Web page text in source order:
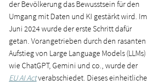
der Bevölkerung das Bewusstsein für den
Umgang mit Daten und KI gestärkt wird. Im
Juni 2024 wurde der erste Schritt dafür
getan. Vorangetrieben durch den rasanten
Aufstieg von Large Language Models (LLMs)
wie ChatGPT, Gemini und co., wurde der
EU AI Actverabschiedet. Dieses einheitliche